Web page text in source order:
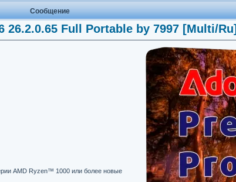
Сообщение
26.2.0.65 Full Portable by 7997 [Multi/Ru]
AMD Ryzen™ 1000 или более новые